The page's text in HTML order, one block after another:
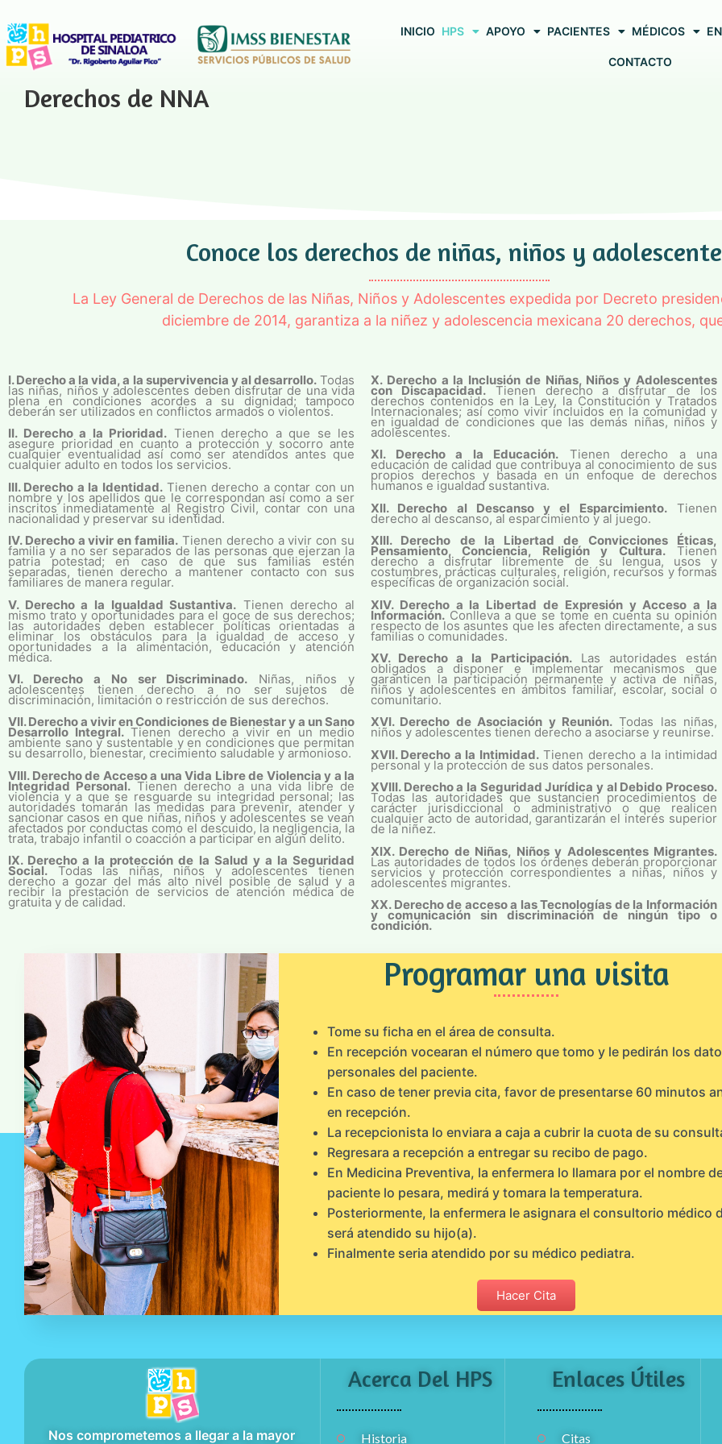
INICIO HPS APOYO PACIENTES MÉDICOS
CONTACTO
Derechos de NNA
Conoce los derechos de niñas, niños y
La Ley General de Derechos de las Niñas, Niños y Adolescentes expedida por Decreto
diciembre de 2014, garantiza a la niñez y adolescencia mexicana 20 derechos,
I. Derecho a la vida, a la supervivencia y al desarrollo.Todas
las niñas, niños y adolescentes deben disfrutar de una vida
plena en condiciones acordes a su dignidad; tampoco
deberán ser utilizados en conflictos armados o violentos.
II. Derecho a la Prioridad. Tienen derecho a que se les
asegure prioridad en cuanto a protección y socorro ante
cualquier eventualidad así como ser atendidos antes que
cualquier adulto en todos los servicios.
III. Derecho a la Identidad.Tienen derecho a contar con un
nombre y los apellidos que le correspondan así como a ser
inscritos inmediatamente al Registro Civil, contar con una
nacionalidad y preservar su identidad.
IV. Derecho a vivir en familia. Tienen derecho a vivir con su
familia y a no ser separados de las personas que ejerzan la
patria potestad; en caso de que sus familias estén
separadas, tienen derecho a mantener contacto con sus
familiares de manera regular.
V. Derecho a la Igualdad Sustantiva. Tienen derecho al
mismo trato y oportunidades para el goce de sus derechos;
las autoridades deben establecer políticas orientadas a
eliminar los obstáculos para la igualdad de acceso y
oportunidades a la alimentación, educación y atención
médica.
VI. Derecho a No ser Discriminado. Niñas, niños y
adolescentes tienen derecho a no ser sujetos de
discriminación, limitación o restricción de sus derechos.
VII. Derecho a vivir en Condiciones de Bienestar y a un Sano
Desarrollo Integral.Tienen derecho a vivir en un medio
ambiente sano y sustentable y en condiciones que permitan
su desarrollo, bienestar, crecimiento saludable y armonioso.
VIII. Derecho de Acceso a una Vida Libre de Violencia y a la
Integridad Personal. Tienen derecho a una vida libre de
violencia y a que se resguarde su integridad personal; las
autoridades tomarán las medidas para prevenir, atender y
sancionar casos en que niñas, niños y adolescentes se vean
afectados por conductas como el descuido, la negligencia, la
trata, trabajo infantil o coacción a participar en algún delito.
IX. Derecho a la protección de la Salud y a la Seguridad
Social. Todas las niñas, niños y adolescentes tienen
derecho a gozar del más alto nivel posible de salud y a
recibir la prestación de servicios de atención médica de
gratuita y de calidad.
X. Derecho a la Inclusión de Niñas, Niños y Adolescentes
con Discapacidad.Tienen derecho a disfrutar de los
derechos contenidos en la Ley, la Constitución y Tratados
Internacionales; así como vivir incluidos en la comunidad y
en igualdad de condiciones que las demás niñas, niños y
adolescentes.
XI. Derecho a la Educación. Tienen derecho a una
educación de calidad que contribuya al conocimiento de sus
propios derechos y basada en un enfoque de derechos
humanos e igualdad sustantiva.
XII. Derecho al Descanso y el Esparcimiento.Tienen
derecho al descanso, al esparcimiento y al juego.
XIII. Derecho de la Libertad de Convicciones Éticas,
Pensamiento, Conciencia, Religión y Cultura.Tienen
derecho a disfrutar libremente de su lengua, usos y
costumbres, prácticas culturales, religión, recursos y formas
específicas de organización social.
XIV. Derecho a la Libertad de Expresión y Acceso a la
Información. Conlleva a que se tome en cuenta su opinión
respecto de los asuntes que les afecten directamente, a sus
familias o comunidades.
XV. Derecho a la Participación.Las autoridades están
obligados a disponer e implementar mecanismos que
garanticen la participación permanente y activa de niñas,
niños y adolescentes en ámbitos familiar, escolar, social o
comunitario.
XVI. Derecho de Asociación y Reunión.Todas las niñas,
niños y adolescentes tienen derecho a asociarse y reunirse.
XVII. Derecho a la Intimidad.Tienen derecho a la intimidad
personal y la protección de sus datos personales.
XVIII. Derecho a la Seguridad Jurídica y al Debido Proceso.
Todas las autoridades que sustancien procedimientos de
carácter jurisdiccional o administrativo o que realicen
cualquier acto de autoridad, garantizarán el interés superior
de la niñez.
XIX. Derecho de Niñas, Niños y Adolescentes Migrantes.
Las autoridades de todos los órdenes deberán proporcionar
servicios y protección correspondientes a niñas, niños y
adolescentes migrantes.
XX. Derecho de acceso a las Tecnologías de la Información
y comunicación sin discriminación de ningún tipo o
condición.
Programar una visita
Tome su ficha en el área de consulta.
En recepción vocearan el número que tomo y le pedirán los
personales del paciente.
En caso de tener previa cita, favor de presentarse 60 minutos
en recepción.
La recepcionista lo enviara a caja a cubrir la cuota de su
Regresara a recepción a entregar su recibo de pago.
En Medicina Preventiva, la enfermera lo llamara por el nombre
paciente lo pesara, medirá y tomara la temperatura.
Posteriormente, la enfermera le asignara el consultorio médico
será atendido su hijo(a).
Finalmente seria atendido por su médico pediatra.
Hacer Cita
Nos comprometemos a llegar a la mayor
Acerca Del HPS
Historia
Enlaces Útiles
Citas